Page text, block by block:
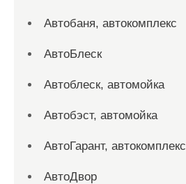
Автобаня, автокомплекс
АвтоБлеск
Автоблеск, автомойка
Автобэст, автомойка
АвтоГарант, автокомплекс
АвтоДвор